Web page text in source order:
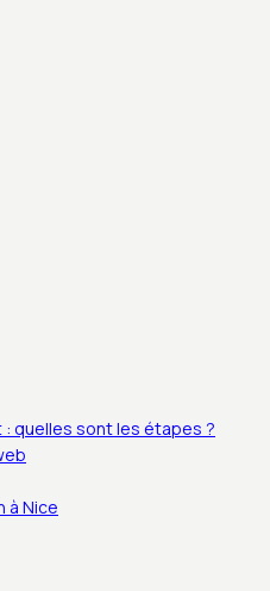
: quelles sont les étapes ?
à Nice